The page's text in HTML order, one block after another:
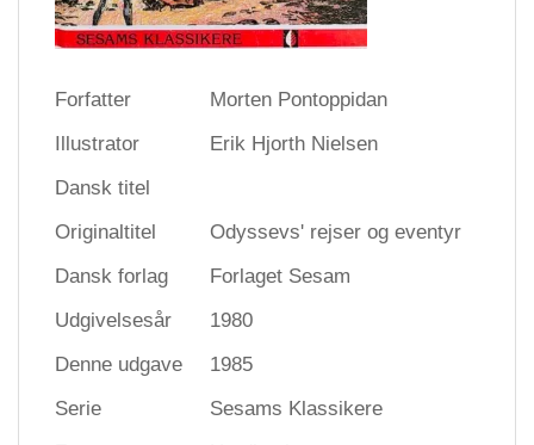
Forfatter
Morten Pontoppidan
Illustrator
Erik Hjorth Nielsen
Dansk titel
Originaltitel
Odyssevs' rejser og eventyr
Dansk forlag
Forlaget Sesam
Udgivelsesår
1980
Denne udgave
1985
Serie
Sesams Klassikere